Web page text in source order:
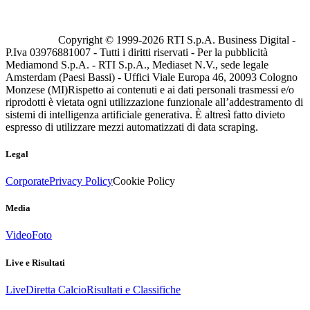
Copyright © 1999-2026 RTI S.p.A. Business Digital -
P.Iva 03976881007 - Tutti i diritti riservati - Per la pubblicità
Mediamond S.p.A. - RTI S.p.A., Mediaset N.V., sede legale
Amsterdam (Paesi Bassi) - Uffici Viale Europa 46, 20093 Cologno
Monzese (MI)Rispetto ai contenuti e ai dati personali trasmessi e/o
riprodotti è vietata ogni utilizzazione funzionale all’addestramento di
sistemi di intelligenza artificiale generativa. È altresì fatto divieto
espresso di utilizzare mezzi automatizzati di data scraping.
Legal
CorporatePrivacy PolicyCookie Policy
Media
VideoFoto
Live e Risultati
LiveDiretta CalcioRisultati e Classifiche